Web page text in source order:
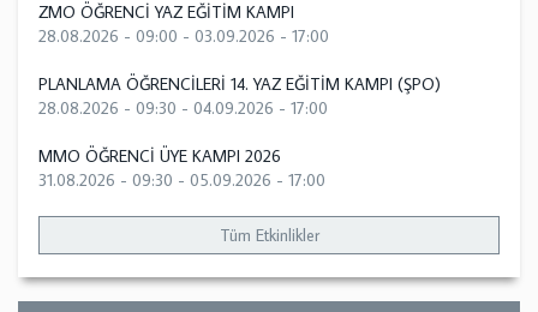
ZMO ÖĞRENCİ YAZ EĞİTİM KAMPI
28.08.2026 - 09:00 - 03.09.2026 - 17:00
PLANLAMA ÖĞRENCİLERİ 14. YAZ EĞİTİM KAMPI (ŞPO)
28.08.2026 - 09:30 - 04.09.2026 - 17:00
MMO ÖĞRENCİ ÜYE KAMPI 2026
31.08.2026 - 09:30 - 05.09.2026 - 17:00
Tüm Etkinlikler